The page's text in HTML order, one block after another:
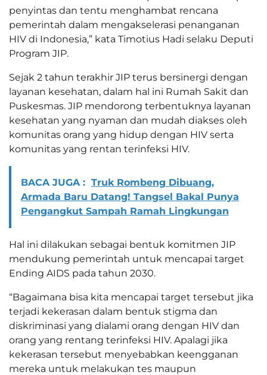
penyintas dan tentu menghambat rencana
pemerintah dalam mengakselerasi penanganan
HIV di Indonesia,” kata Timotius Hadi selaku Deputi
Program JIP.
Sejak 2 tahun terakhir JIP terus bersinergi dengan
layanan kesehatan, dalam hal ini Rumah Sakit dan
Puskesmas. JIP mendorong terbentuknya layanan
kesehatan yang nyaman dan mudah diakses oleh
komunitas orang yang hidup dengan HIV serta
komunitas yang rentan terinfeksi HIV.
BACA JUGA : Truk Rombeng Dibuang,
Armada Baru Datang! Tangsel Bakal Punya
Pengangkut Sampah Ramah Lingkungan
Hal ini dilakukan sebagai bentuk komitmen JIP
mendukung pemerintah untuk mencapai target
Ending AIDS pada tahun 2030.
“Bagaimana bisa kita mencapai target tersebut jika
terjadi kekerasan dalam bentuk stigma dan
diskriminasi yang dialami orang dengan HIV dan
orang yang rentang terinfeksi HIV. Apalagi jika
kekerasan tersebut menyebabkan keengganan
mereka untuk melakukan tes maupun